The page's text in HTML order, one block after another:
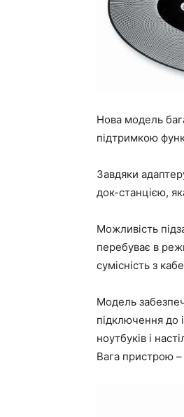
Нова модель
підтримкою
Завдяки
док-станцією,
Можливість
перебуває в
сумісність з
Модель
підключення до
ноутбуків і
Вага пристрою